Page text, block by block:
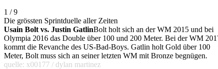
1 / 9
Die grössten Sprintduelle aller Zeiten
Usain Bolt vs. Justin GatlinBolt holt sich an der WM 2015 und bei
Olympia 2016 das Double über 100 und 200 Meter. Bei der WM
kommt die Revanche des US-Bad-Boys. Gatlin holt Gold über 100
Meter, Bolt muss sich an seiner letzten WM mit Bronze begnügen.
quelle: x00177 / dylan martinez